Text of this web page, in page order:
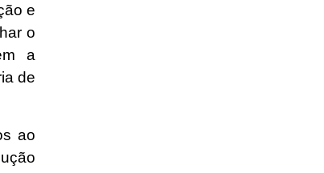
e
o
a
de
ao